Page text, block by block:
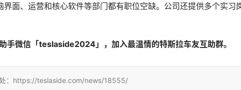
面、运营和核心软件等部门都有职位空缺。 公司还提供多个实习
手微信「teslaside2024」，加入最温情的特斯拉车友互助群。
处：https://teslaside.com/news/18555/